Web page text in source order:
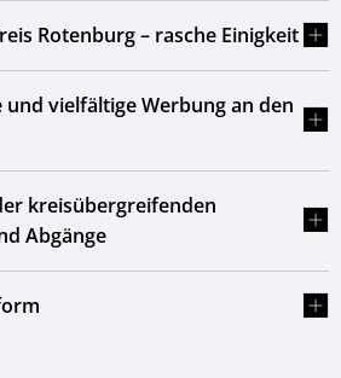
Rotenburg – rasche Einigkeit
und vielfältige Werbung an den
kreisübergreifenden
Abgänge